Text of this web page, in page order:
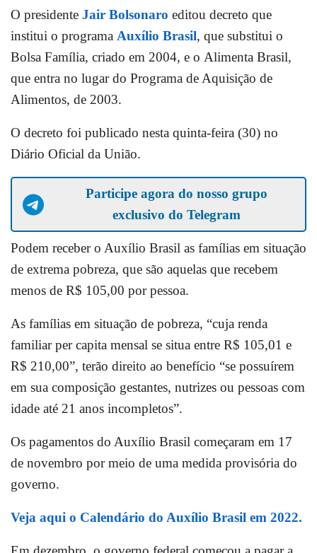
O presidente Jair Bolsonaro editou decreto que
institui o programa Auxílio Brasil, que substitui o
Bolsa Família, criado em 2004, e o Alimenta Brasil,
que entra no lugar do Programa de Aquisição de
Alimentos, de 2003.
O decreto foi publicado nesta quinta-feira (30) no
Diário Oficial da União.
Participe agora do nosso grupo
exclusivo do Telegram
Podem receber o Auxílio Brasil as famílias em situação
de extrema pobreza, que são aquelas que recebem
menos de R$ 105,00 por pessoa.
As famílias em situação de pobreza, “cuja renda
familiar per capita mensal se situa entre R$ 105,01 e
R$ 210,00”, terão direito ao benefício “se possuírem
em sua composição gestantes, nutrizes ou pessoas com
idade até 21 anos incompletos”.
Os pagamentos do Auxílio Brasil começaram em 17
de novembro por meio de uma medida provisória do
governo.
Veja aqui o Calendário do Auxílio Brasil em 2022.